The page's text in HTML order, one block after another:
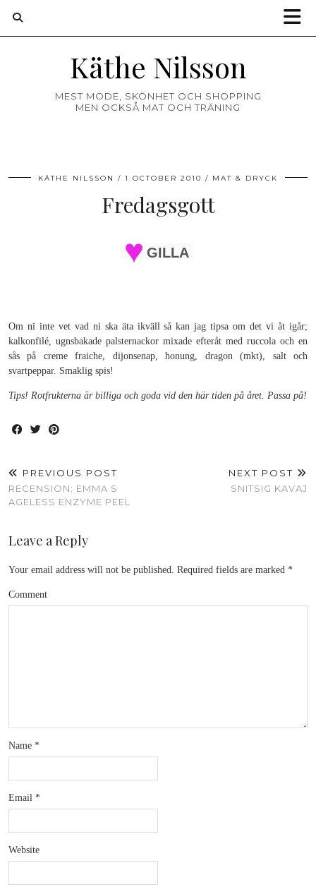
Käthe Nilsson
MEST MODE, SKÖNHET OCH SHOPPING
MEN OCKSÅ MAT OCH TRÄNING
KÄTHE NILSSON 1 OCTOBER 2010 MAT & DRYCK
Fredagsgott
GILLA
Om ni inte vet vad ni ska äta ikväll så kan jag tipsa om det vi åt igår;
kalkonfilé, ugnsbakade palsternackor mixade efteråt med ruccola och en
sås på creme fraiche, dijonsenap, honung, dragon (mkt), salt och
svartpeppar. Smaklig spis!
Tips! Rotfrukterna är billiga och goda vid den här tiden på året. Passa på!
PREVIOUS POST
RECENSION: EMMA S
AGELESS ENZYME PEEL
NEXT POST
SNITSIG KAVAJ
Leave a Reply
Your email address will not be published. Required fields are marked *
Comment
Name *
Email *
Website